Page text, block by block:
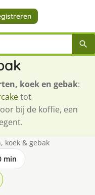
koek en gebak:
tot
bij de koffie, een
koek & gebak
min